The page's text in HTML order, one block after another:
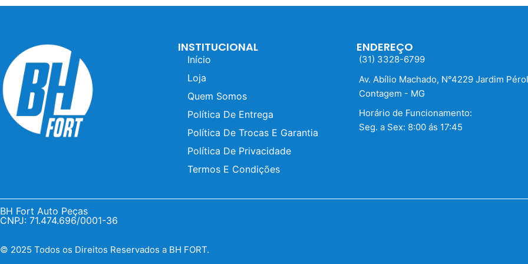
INSTITUCIONAL
Início
Loja
Quem Somos
Política De Entrega
Política De Trocas E Garantia
Política De Privacidade
Termos E Condições
ENDEREÇO
(31) 3328-6799
Av. Abílio Machado, N°4229 Jardim
Contagem - MG
Horário de Funcionamento:
Seg. a Sex: 8:00 ás 17:45
BH Fort Auto Peças
CNPJ: 71.474.696/0001-36
© 2025 Todos os Direitos Reservados a BH FORT.